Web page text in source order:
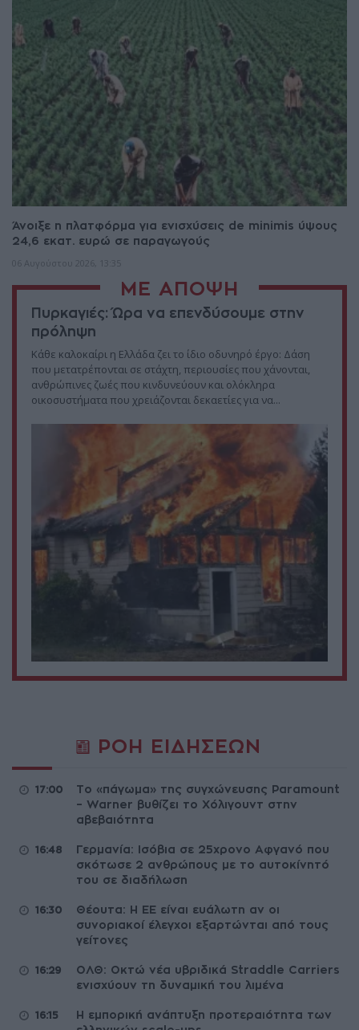
Άνοιξε η πλατφόρμα για ενισχύσεις de minimis ύψους
24,6 εκατ. ευρώ σε παραγωγούς
06 Αυγούστου 2026, 13:35
ΜΕ ΑΠΟΨΗ
Πυρκαγιές: Ώρα να επενδύσουμε στην
πρόληψη
Κάθε καλοκαίρι η Ελλάδα ζει το ίδιο οδυνηρό έργο: Δάση
που μετατρέπονται σε στάχτη, περιουσίες που χάνονται,
ανθρώπινες ζωές που κινδυνεύουν και ολόκληρα
οικοσυστήματα που χρειάζονται δεκαετίες για να...
ΡΟΗ ΕΙΔΗΣΕΩΝ
17:00
Το «πάγωμα» της συγχώνευσης Paramount
– Warner βυθίζει το Χόλιγουντ στην
αβεβαιότητα
16:48
Γερμανία: Ισόβια σε 25χρονο Αφγανό που
σκότωσε 2 ανθρώπους με το αυτοκίνητό
του σε διαδήλωση
16:30
Θέουτα: Η ΕΕ είναι ευάλωτη αν οι
συνοριακοί έλεγχοι εξαρτώνται από τους
γείτονες
16:29
ΟΛΘ: Οκτώ νέα υβριδικά Straddle Carriers
ενισχύουν τη δυναμική του λιμένα
16:15
Η εμπορική ανάπτυξη προτεραιότητα των